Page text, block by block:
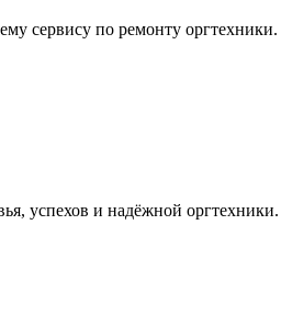
сервису по ремонту
успехов и надёжной